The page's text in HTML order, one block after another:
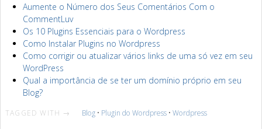
Aumente o Número dos Seus Comentários Com o
CommentLuv
Os 10 Plugins Essenciais para o Wordpress
Como Instalar Plugins no Wordpress
Como corrigir ou atualizar vários links de uma só vez em seu
WordPress
Qual a importância de se ter um domínio próprio em seu
Blog?
TAGGED WITH → Blog• Plugin do Wordpress• Wordpress